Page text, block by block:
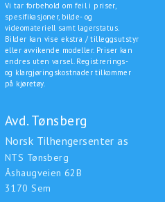
Vi tar forbehold om feil i priser,
spesifikasjoner, bilde- og
videomateriell samt lagerstatus.
Bilder kan vise ekstra / tilleggsutstyr
eller avvikende modeller. Priser kan
endres uten varsel. Registrerings-
og klargjøringskostnader tilkommer
på kjøretøy.
Avd. Tønsberg
Norsk Tilhengersenter as
NTS Tønsberg
Åshaugveien 62B
3170 Sem